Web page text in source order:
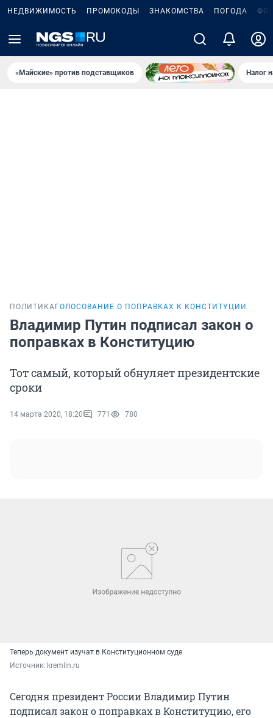
НЕДВИЖИМОСТЬ ПРОМОКОДЫ ЗНАКОМСТВА ПОГОДА
«Майские» против подставщиков Налог
ПОЛИТИКА ГОЛОСОВАНИЕ О ПОПРАВКАХ К КОНСТИТУЦИИ
Владимир Путин подписал закон о
поправках в Конституцию
Тот самый, который обнуляет президентские
сроки
14 марта 2020, 18:20 771 780
Теперь документ изучат в Конституционном суде
Источник: kremlin.ru
Сегодня президент России Владимир Путин
подписал закон о поправках в Конституцию, его